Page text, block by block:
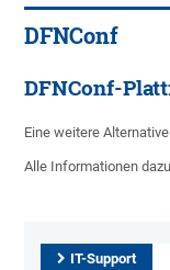
DFNConf
DFNConf-
Eine weitere
Alle Informationen
IT-Support